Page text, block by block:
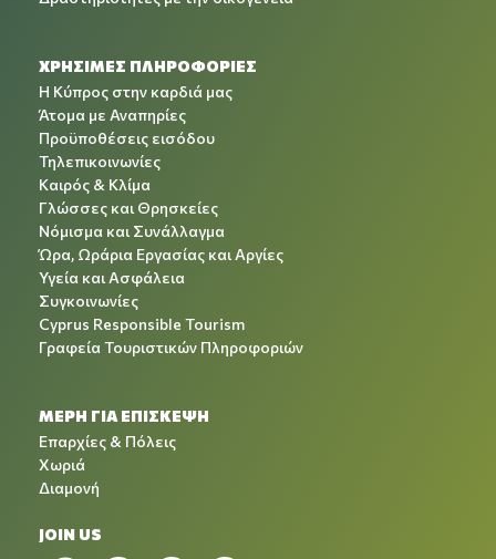
ΧΡΉΣΙΜΕΣ ΠΛΗΡΟΦΟΡΊΕΣ
Η Κύπρος στην καρδιά μας
Άτομα με Αναπηρίες
Προϋποθέσεις εισόδου
Τηλεπικοινωνίες
Καιρός & Κλίμα
Γλώσσες και Θρησκείες
Νόμισμα και Συνάλλαγμα
Ώρα, Ωράρια Εργασίας και Αργίες
Υγεία και Ασφάλεια
Συγκοινωνίες
Cyprus Responsible Tourism
Γραφεία Τουριστικών Πληροφοριών
ΜΕΡΗ ΓΙΑ ΕΠΙΣΚΕΨΗ
Επαρχίες & Πόλεις
Χωριά
Διαμονή
JOIN US